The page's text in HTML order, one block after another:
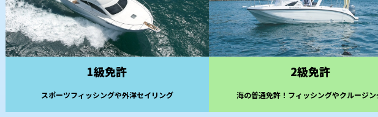
1級免許
スポーツフィッシングや外洋セイリング
2級免許
海の普通免許！フィッシングやクルージン